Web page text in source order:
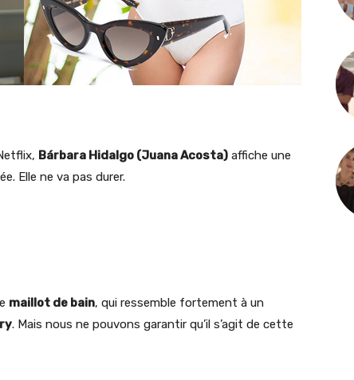
Bárbara Hidalgo (Juana Acosta) affiche une
Elle ne va pas durer.
maillot de bain, qui ressemble fortement à un
. Mais nous ne pouvons garantir qu’il s’agit de cette